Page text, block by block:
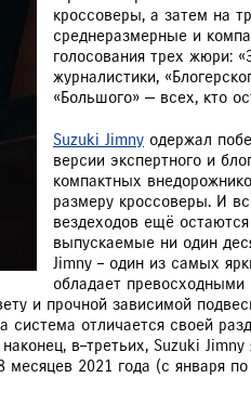
JIMNY
ТО
кроссоверы, а затем на
среднеразмерные и
голосования трех жюри:
журналистики,
«Большого» — всех, кто
Suzuki Jimny одержал
версии экспертного и
компактных
размеру кроссоверы. И
вездеходов ещё
выпускаемые ни один
Jimny – один из самых
обладает
и прочной зависимой
отличается своей
в–третьих, Suzuki
2021 года (с января